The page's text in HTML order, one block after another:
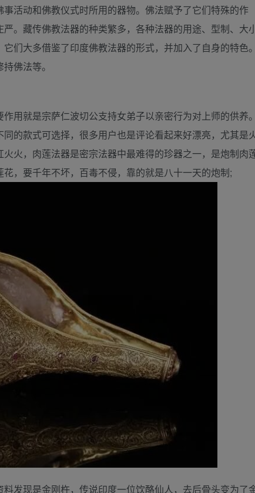
活动和佛教仪式时所用的器物。佛法赋予了它们特殊的作
。藏传佛教法器的种类繁多，各种法器的用途、型制、大
们大多借鉴了印度佛教法器的形式，并加入了自身的特色
佛法等。
用就是宗萨仁波切公支持女弟子以亲密行为对上师的供养
的款式可选择，很多用户也是评论看起来好漂亮，尤其是
火，肉莲法器是密宗法器中最难得的珍器之一，是炮制肉
，要千年不坏，百毒不侵，靠的就是八十一天的炮制;
发现是金刚杵，传说印度一位饮酪仙人，去后骨头变为了